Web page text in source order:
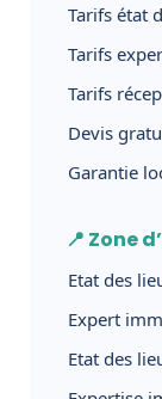
Tarifs état
Tarifs
Tarifs
Devis
Garantie
📍 Zone
Etat des
Expert
Etat des